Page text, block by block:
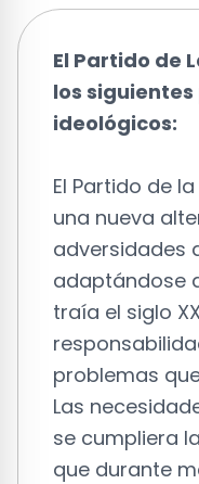
El Partido de
los
ideológicos:
El Partido de
una nueva
adversidades
adaptándose
traía el siglo
problemas
Las
se cumpliera
que durante